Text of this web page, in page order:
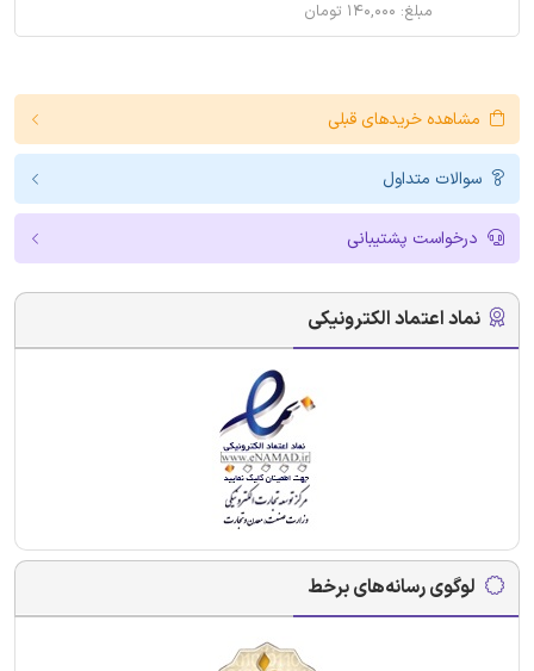
مبلغ: ۱۴۰,۰۰۰ تومان
مشاهده خریدهای قبلی
سوالات متداول
درخواست پشتیبانی
نماد اعتماد الکترونیکی
لوگوی رسانه‌های برخط